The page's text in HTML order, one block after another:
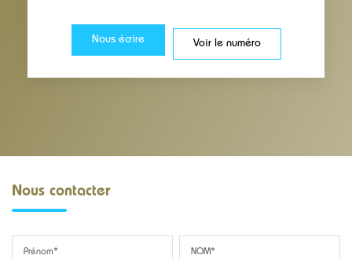
Nous écrire Voir le numéro
Nous contacter
Prénom* NOM*